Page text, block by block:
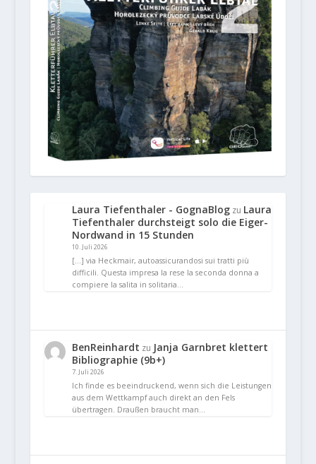
Laura Tiefenthaler - GognaBlogzu Laura
Tiefenthaler durchsteigt solo die Eiger-
Nordwand in 15 Stunden
10. Juli 2026
[…] via Heckmair, autoassicurandosi sui tratti più
difficili. Questa impresa la rese la seconda donna a
compiere la salita in solitaria…
BenReinhardt zu Janja Garnbret klettert
Bibliographie (9b+)
7. Juli 2026
Ich finde es beeindruckend, wenn sich die Leistungen
aus dem Wettkampf auch direkt an den Fels
übertragen. Draußen braucht man…